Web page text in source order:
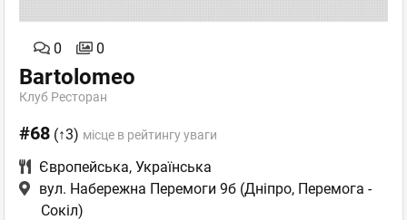
0 0
Bartolomeo
Клуб Ресторан
#68 (↑3) місце в рейтингу уваги
Європейська, Українська
вул. Набережна Перемоги 9б (Дніпро, Перемога -
Сокіл)